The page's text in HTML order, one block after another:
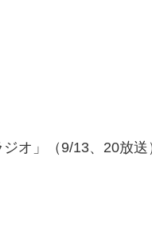
オ」（9/13、20放